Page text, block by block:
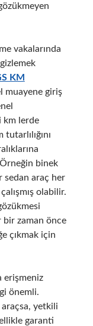
vakalarında
KM
muayene giriş
km lerde
binek
sedan araç her
olabilir.
bir zaman önce
çıkmak için
erişmeniz
önemli.
araçsa, yetkili
garanti